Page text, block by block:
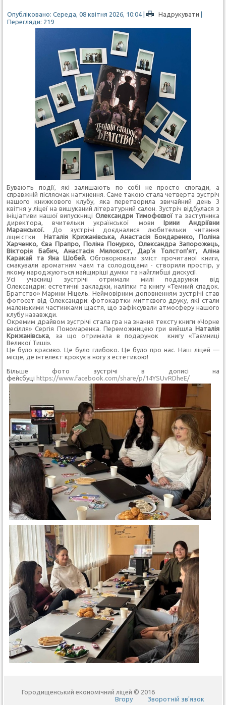
Опубліковано: Середа, 08 квітня 2026, 10:04 | Надрукувати |
Перегляди: 219
Бувають події, які залишають по собі не просто спогади, а
справжній післясмак натхнення. Саме такою стала четверта зустріч
нашого книжкового клубу, яка перетворила звичайний день 3
квітня у ліцеї на вишуканий літературний салон. Зустріч відбулася з
ініціативи нашої випускниці Олександри Тимофєєвої та заступника
директора, вчительки української мови Ірини Андріївни
Маранської.
До зустрічі доєдналися любительки читання
ліцеїстки Наталія Крижанівська, Анастасія Бондаренко, Поліна
Харченко, Єва Прапро, Поліна Понурко, Олександра Запорожець,
Вікторія Бабич, Анастасія Милокост, Дар’я Толстоп’ят, Аліна
Каракай та Яна Шобей. Обговорювали зміст прочитаної книги,
смакували ароматним чаєм та солодощами - створили простір, у
якому народжуються найщиріші думки та найглибші дискусії.
Усі учасниці зустрічі отримали милі подарунки від
Олександри: естетичні закладки, наліпки та книгу «Темний спадок.
Братство» Марини Ніцель. Неймовірним доповненням зустрічі став
фотосет від Олександри: фотокартки миттєвого друку, які стали
маленькими частинками щастя, що зафіксували атмосферу нашого
клубу назавжди.
Окремим драйвом зустрічі стала гра на знання тексту книги «Чорне
весілля» Сергія Пономаренка. Переможницею гри вийшла Наталія
Крижанівська , за що отримала в подарунок книгу «Таємниці
Великої Тиші».
Це було красиво. Це було глибоко. Це було про нас. Наш ліцей —
місце, де інтелект крокує в ногу з естетикою!
Більше фото зустрічі в дописі на
фейсбуціhttps://www.facebook.com/share/p/14YSUvRDheE/
Городищенський економічний ліцей © 2016
Вгору
Зворотній зв'язок